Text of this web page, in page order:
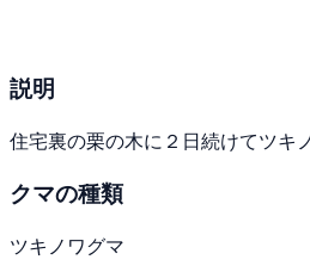
説明
住宅裏の栗の木に２日続けてツキ
クマの種類
ツキノワグマ